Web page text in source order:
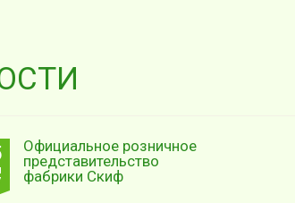
Официальное розничное
представительство
фабрики Скиф